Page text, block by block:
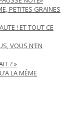
PETITES GRAINES
! ET TOUT CE
VOUS N’EN
? »
LA MÊME